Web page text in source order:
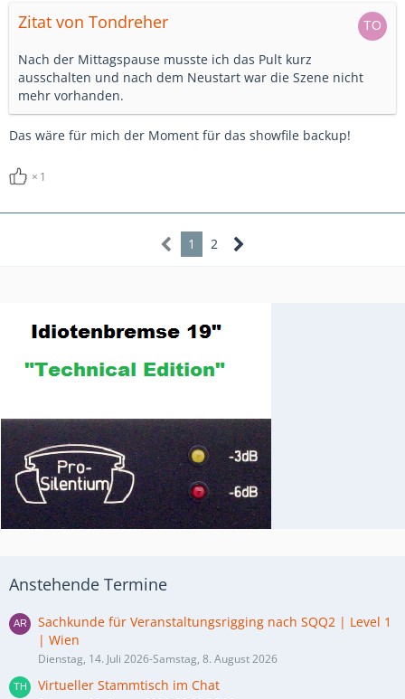
Zitat von Tondreher
Nach der Mittagspause musste ich das Pult kurz
ausschalten und nach dem Neustart war die Szene nicht
mehr vorhanden.
Das wäre für mich der Moment für das showfile backup!
1
1 2
Anstehende Termine
Sachkunde für Veranstaltungsrigging nach SQQ2 | Level 1
| Wien
Dienstag, 14. Juli 2026-Samstag, 8. August 2026
Virtueller Stammtisch im Chat